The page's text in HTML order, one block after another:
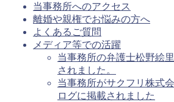
当事務所へのアクセス
離婚や親権でお悩みの方へ
よくあるご質問
メディア等での活躍
当事務所の弁護士松野絵
されました。
当事務所がサクフリ株式
ログに掲載されました